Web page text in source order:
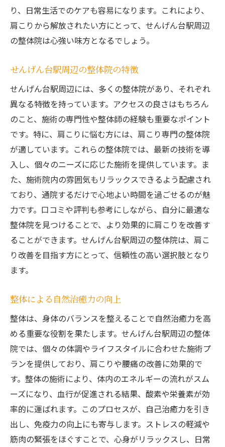
り、日常生活でのケアも容易になります。これにより、
肩こりから解放されたい方にとって、せんげん台駅周辺
の整体院は心強い味方となるでしょう。
せんげん台駅周辺の整体院の特徴
せんげん台駅周辺には、多くの整体院があり、それぞれ
異なる特徴を持っています。アクセスの良さはもちろん
のこと、施術の専門性や整体師の経験も重要なポイント
です。特に、肩こりに悩む方には、肩こり専門の整体院
が適しています。これらの整体院では、最新の技術を導
入し、個々のニーズに応じた施術を提供しています。ま
た、施術院内の雰囲気もリラックスできるよう配慮され
ており、通院するだけで心地よい時間を過ごせるのが魅
力です。口コミや評判も参考にしながら、自分に最適な
整体院を見つけることで、より効果的に肩こりを改善す
ることができます。せんげん台駅周辺の整体院は、肩こ
り改善を目指す方にとって、信頼性の高い選択肢となり
ます。
整体による自然治癒力の向上
整体は、身体のバランスを整えることで自然治癒力を高
める重要な役割を果たします。せんげん台駅周辺の整体
院では、個々の体調やライフスタイルに合わせた施術プ
ランを提供しており、肩こりや腰痛の改善に効果的で
す。整体の施術により、体内のエネルギーの流れがスム
ーズになり、血行が促進される結果、酸素や栄養素が効
率的に運ばれます。このプロセスが、自己治癒力を引き
出し、免疫力の向上にも寄与します。ストレスの軽減や
筋肉の緊張をほぐすことで、心身がリラックスし、日常